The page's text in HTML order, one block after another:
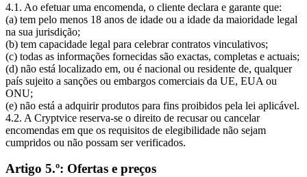
4.1. Ao efetuar uma encomenda, o cliente declara e garante que:
(a) tem pelo menos 18 anos de idade ou a idade da maioridade legal
na sua jurisdição;
(b) tem capacidade legal para celebrar contratos vinculativos;
(c) todas as informações fornecidas são exactas, completas e actuais;
(d) não está localizado em, ou é nacional ou residente de, qualquer
país sujeito a sanções ou embargos comerciais da UE, EUA ou
ONU;
(e) não está a adquirir produtos para fins proibidos pela lei aplicável.
4.2. A Cryptvice reserva-se o direito de recusar ou cancelar
encomendas em que os requisitos de elegibilidade não sejam
cumpridos ou não possam ser verificados.
Artigo 5.º: Ofertas e preços